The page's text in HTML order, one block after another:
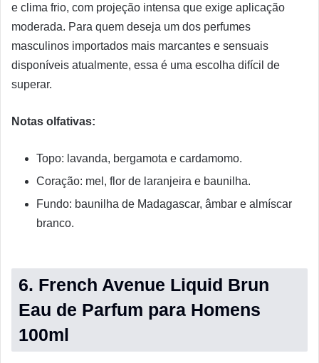
e clima frio, com projeção intensa que exige aplicação
moderada. Para quem deseja um dos perfumes
masculinos importados mais marcantes e sensuais
disponíveis atualmente, essa é uma escolha difícil de
superar.
Notas olfativas:
Topo: lavanda, bergamota e cardamomo.
Coração: mel, flor de laranjeira e baunilha.
Fundo: baunilha de Madagascar, âmbar e almíscar
branco.
6. French Avenue Liquid Brun
Eau de Parfum para Homens
100ml